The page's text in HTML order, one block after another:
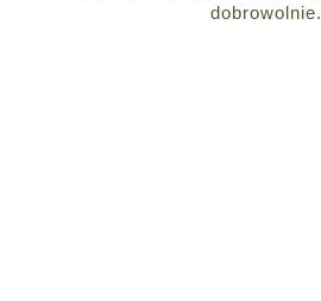
dobrowolnie.